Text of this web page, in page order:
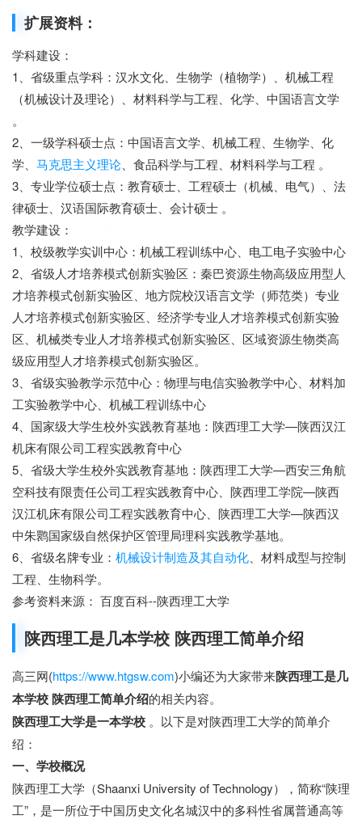
扩展资料：
学科建设：
1、省级重点学科：汉水文化、生物学（植物学）、机械工程
（机械设计及理论）、材料科学与工程、化学、中国语言文学
。
2、一级学科硕士点：中国语言文学、机械工程、生物学、化
学、 马克思主义理论 、食品科学与工程、材料科学与工程 。
3、专业学位硕士点：教育硕士、工程硕士（机械、电气）、法
律硕士、汉语国际教育硕士、会计硕士 。
教学建设：
1、校级教学实训中心：机械工程训练中心、电工电子实验中心
2、省级人才培养模式创新实验区：秦巴资源生物高级应用型人
才培养模式创新实验区、地方院校汉语言文学（师范类）专业
人才培养模式创新实验区、经济学专业人才培养模式创新实验
区、机械类专业人才培养模式创新实验区、区域资源生物类高
级应用型人才培养模式创新实验区。
3、省级实验教学示范中心：物理与电信实验教学中心、材料加
工实验教学中心、机械工程训练中心
4、国家级大学生校外实践教育基地：陕西理工大学—陕西汉江
机床有限公司工程实践教育中心
5、省级大学生校外实践教育基地：陕西理工大学—西安三角航
空科技有限责任公司工程实践教育中心、陕西理工学院—陕西
汉江机床有限公司工程实践教育中心、陕西理工大学—陕西汉
中朱鹮国家级自然保护区管理局理科实践教学基地。
6、省级名牌专业： 机械设计制造及其自动化 、材料成型与控制
工程、生物科学。
参考资料来源： 百度百科--陕西理工大学
陕西理工是几本学校 陕西理工简单介绍
高三网(https://www.htgsw.com)小编还为大家带来陕西理工是几
本学校 陕西理工简单介绍的相关内容。
陕西理工大学是一本学校 。以下是对陕西理工大学的简单介
绍：
一、学校概况
陕西理工大学（Shaanxi University of Technology），简称“陕理
工”，是一所位于中国历史文化名城汉中的多科性省属普通高等